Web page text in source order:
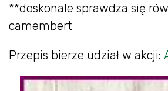
**doskonale sprawdza się
camembert
Przepis bierze udział w akcji: